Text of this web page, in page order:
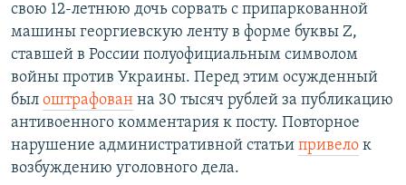
свою 12-летнюю дочь сорвать с припаркованной
машины георгиевскую ленту в форме буквы Z,
ставшей в России полуофициальным символом
войны против Украины. Перед этим осужденный
был оштрафован на 30 тысяч рублей за публикацию
антивоенного комментария к посту. Повторное
нарушение административной статьи привело к
возбуждению уголовного дела.